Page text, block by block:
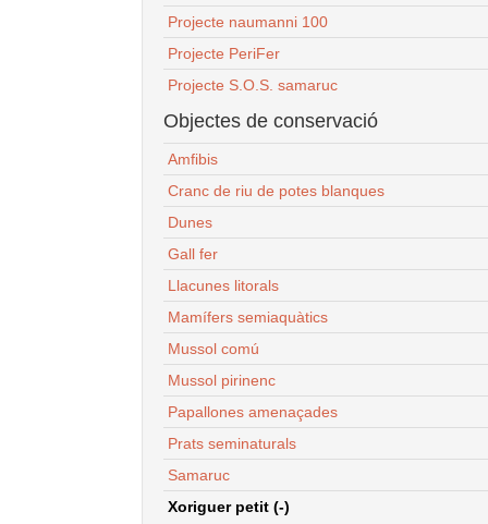
Projecte naumanni 100
Projecte PeriFer
Projecte S.O.S. samaruc
Objectes de conservació
Amfibis
Cranc de riu de potes blanques
Dunes
Gall fer
Llacunes litorals
Mamífers semiaquàtics
Mussol comú
Mussol pirinenc
Papallones amenaçades
Prats seminaturals
Samaruc
Xoriguer petit (-)